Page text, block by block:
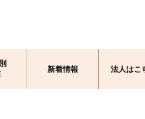
新着情報 法人はこ
検